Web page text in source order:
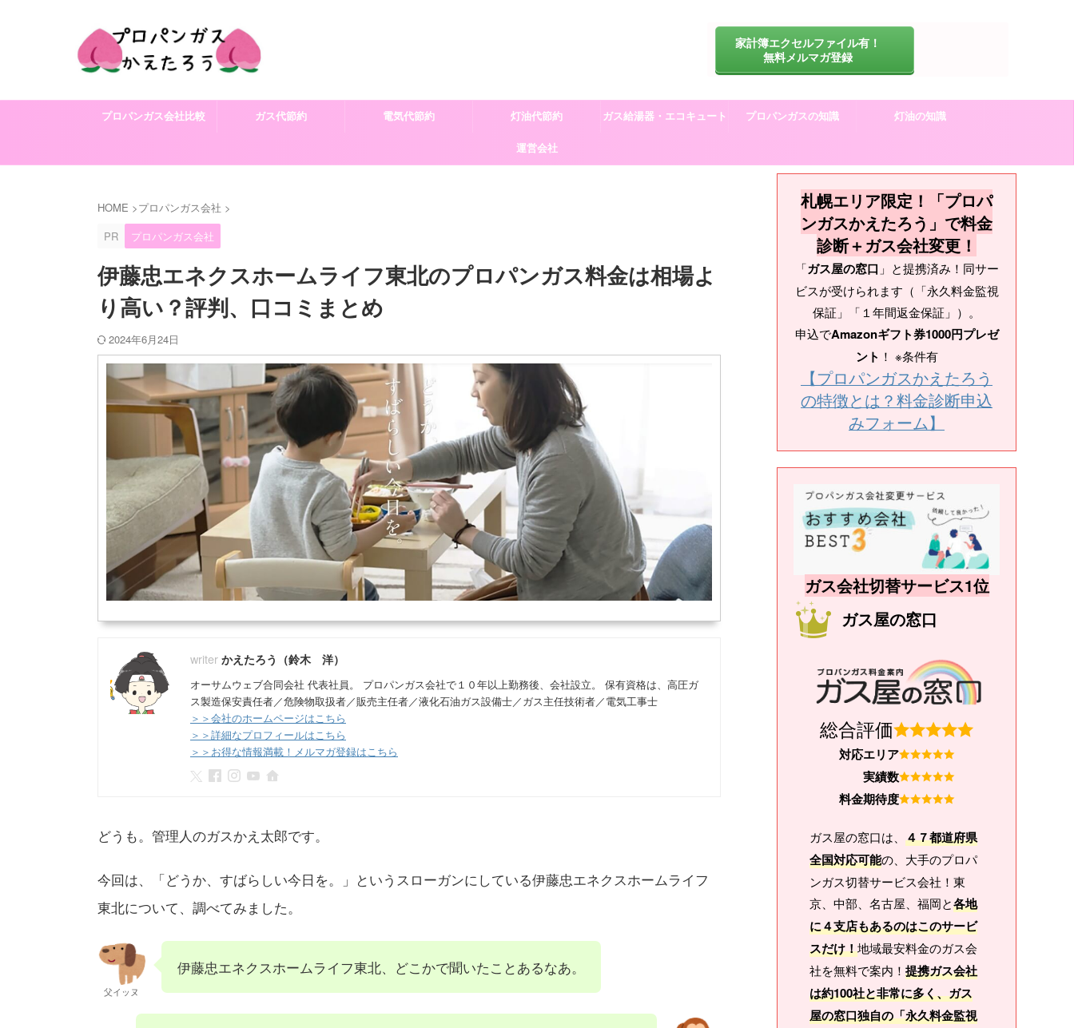
家計簿エクセルファイル有！
無料メルマガ登録
プロパンガス会社比較 ガス代節約 電気代節約 灯油代節約 ガス給湯器・エコキュート プロパンガスの知識 灯油の知識
運営会社
HOME >プロパンガス会社 >
PR
プロパンガス会社
伊藤忠エネクスホームライフ東北のプロパンガス料金は相場よ
り高い？評判、口コミまとめ
2024年6月24日
かえたろう（鈴木 洋）
オーサムウェブ合同会社 代表社員。 プロパンガス会社で１０年以上勤務後、会社設立。 保有資格は、高圧ガ
ス製造保安責任者／危険物取扱者／販売主任者／液化石油ガス設備士／ガス主任技術者／電気工事士
＞＞会社のホームページはこちら
＞＞詳細なプロフィールはこちら
＞＞お得な情報満載！メルマガ登録はこちら
どうも。管理人のガスかえ太郎です。
今回は、「どうか、すばらしい今日を。」というスローガンにしている伊藤忠エネクスホームライフ
東北について、調べてみました。
父イッヌ
伊藤忠エネクスホームライフ東北、どこかで聞いたことあるなあ。
札幌エリア限定！「プロパ
ンガスかえたろう」で料金
診断＋ガス会社変更！
「ガス屋の窓口 」と提携済み！同サー
ビスが受けられます（「永久料金監視
保証」「１年間返金保証」）。
申込でAmazonギフト券1000円プレゼ
ント ！ ※条件有
【プロパンガスかえたろう
の特徴とは？料金診断申込
みフォーム】
ガス会社切替サービス1位
ガス屋の窓口
総合評価
対応エリア
実績数
料金期待度
ガス屋の窓口は、 ４７都道府県
全国対応可能の、大手のプロパ
ンガス切替サービス会社！東
京、中部、名古屋、福岡と各地
に４支店もあるのはこのサービ
スだけ！地域最安料金のガス会
社を無料で案内！ 提携ガス会社
は約100社と非常に多く、ガス
屋の窓口独自の「永久料金監視